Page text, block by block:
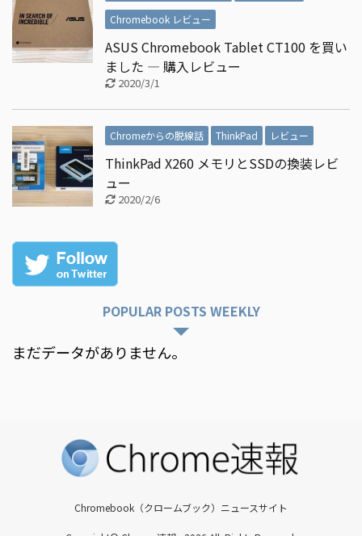
Chromebook レビュー
ASUS Chromebook Tablet CT100 を買い
ました ― 購入レビュー
2020/3/1
Chromeからの脱線話 ThinkPad レビュー
ThinkPad X260 メモリとSSDの換装レビ
ュー
2020/2/6
POPULAR POSTS WEEKLY
まだデータがありません。
Chromebook（クロームブック）ニュースサイト